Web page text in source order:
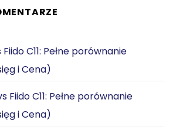
do
e-
wybieram
C3
po
mieście
Fiido C11: Pełne porównanie
i Cena)
Fiido C11: Pełne porównanie
i Cena)